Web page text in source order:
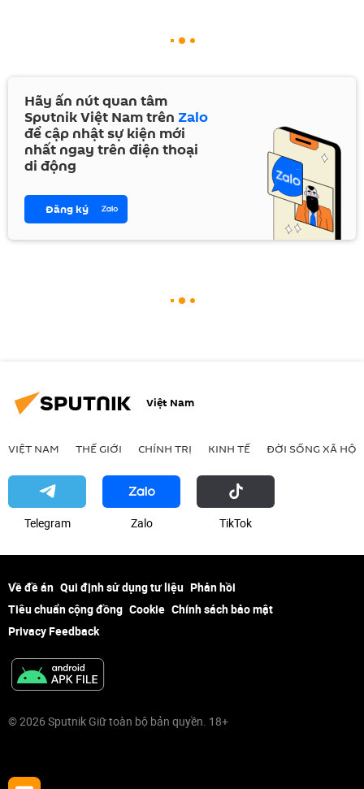
Hãy ấn nút quan tâm
Sputnik Việt Nam trên Zalo
để cập nhật sự kiện mới
nhất ngay trên điện thoại
di động
Đăng ký
Việt Nam
VIỆT NAM THẾ GIỚI CHÍNH TRỊ KINH TẾ ĐỜI SỐNG XÃ HỘI
Telegram Zalo ТikТоk
Về đề án Qui định sử dụng tư liệu Phản hồi
Tiêu chuẩn cộng đồng Cookie Chính sách bảo mật
Privacy Feedback
© 2026 Sputnik Giữ toàn bộ bản quyền. 18+